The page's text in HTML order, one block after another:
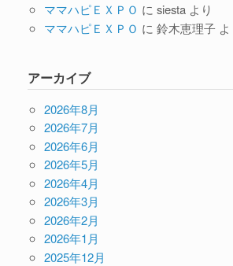
ママハピＥＸＰＯ に siestaより
ママハピＥＸＰＯ に 鈴木恵理子よ
アーカイブ
2026年8月
2026年7月
2026年6月
2026年5月
2026年4月
2026年3月
2026年2月
2026年1月
2025年12月